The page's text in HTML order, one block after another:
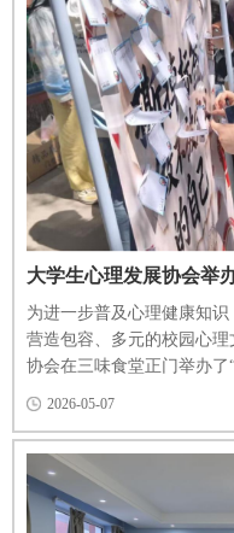
为进一步普及心理健康知
营造包容、多元的校园心
协会在三味食堂正门举办
场活动。​ 活动伊始，工作
极影响，鼓励大家勇敢打
上贴满了诸如“只懂死读书
2026-05-07